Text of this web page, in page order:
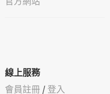
線上服務
會員註冊 / 登入